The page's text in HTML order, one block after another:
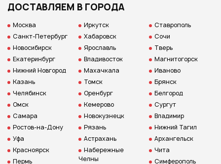
ДОСТАВЛЯЕМ В ГОРОДА
Москва
Санкт-Петербург
Новосибирск
Екатеринбург
Нижний Новгород
Казань
Челябинск
Омск
Самара
Ростов-на-Дону
Уфа
Красноярск
Пермь
Иркутск
Хабаровск
Ярославль
Владивосток
Махачкала
Томск
Оренбург
Кемерово
Новокузнецк
Рязань
Астрахань
Набережные
Челны
Ставрополь
Сочи
Тверь
Магнитогорск
Иваново
Брянск
Белгород
Сургут
Владимир
Нижний Тагил
Архангельск
Чита
Симферополь